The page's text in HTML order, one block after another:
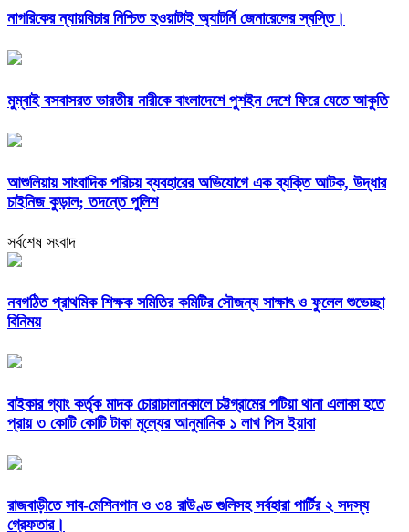
নাগরিকের ন্যায়বিচার নিশ্চিত হওয়াটাই অ্যাটর্নি জেনারেলের স্বস্তি।
মুম্বাই বসবাসরত ভারতীয় নারীকে বাংলাদেশে পুশইন দেশে ফিরে যেতে আকুতি
আশুলিয়ায় সাংবাদিক পরিচয় ব্যবহারের অভিযোগে এক ব্যক্তি আটক, উদ্ধার
চাইনিজ কুড়াল; তদন্তে পুলিশ
সর্বশেষ সংবাদ
নবগঠিত প্রাথমিক শিক্ষক সমিতির কমিটির সৌজন্য সাক্ষাৎ ও ফুলেল শুভেচ্ছা
বিনিময়
বাইকার গ্যাং কর্তৃক মাদক চোরাচালানকালে চট্টগ্রামের পটিয়া থানা এলাকা হতে
প্রায় ৩ কোটি কোটি টাকা মূল্যের আনুমানিক ১ লাখ পিস ইয়াবা
রাজবাড়ীতে সাব-মেশিনগান ও ৩৪ রাউণ্ড গুলিসহ সর্বহারা পার্টির ২ সদস্য
গ্রেফতার।